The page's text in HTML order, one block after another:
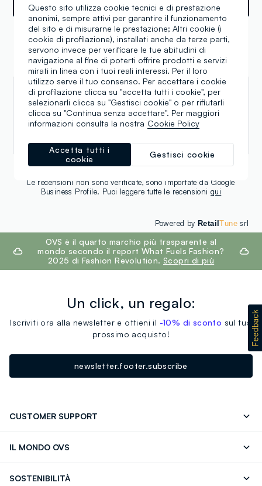
Indicazioni
Recensioni
Lev Chavkin
05.06.2024
Le recensioni non sono verificate, sono importate da Google
Business Profile. Puoi leggere tutte le recensioniqui
Powered by RetailTunesrl
footer.ariatitleOVS è il quarto marchio più trasparente al
mondo secondo il report What Fuels Fashion?
2025 di Fashion Revolution. Scopri di più
Un click, un regalo:
Iscriviti ora alla newsletter e ottieni il -10% di sconto sul tuo
prossimo acquisto!
newsletter.footer.subscribe
CUSTOMER SUPPORT
IL MONDO OVS
SOSTENIBILITÀ
Questo sito utilizza cookie tecnici e di prestazione
anonimi, sempre attivi per garantire il funzionamento
del sito e di misurarne le prestazione; Altri cookie (i
cookie di profilazione), installati anche da terze parti,
servono invece per verificare le tue abitudini di
navigazione al fine di poterti offrire prodotti e servizi
mirati in linea con i tuoi reali interessi. Per il loro
utilizzo serve il tuo consenso. Per accettare i cookie
di profilazione clicca su "accetta tutti i cookie", per
selezionarli clicca su "Gestisci cookie" o per rifiutarli
clicca su "Continua senza accettare". Per maggiori
informazioni consulta la nostra Cookie Policy
Gestisci cookie
Accetta tutti i
cookie